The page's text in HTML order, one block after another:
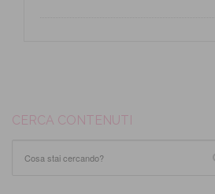
CERCA CONTENUTI